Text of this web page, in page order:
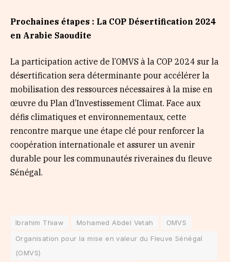
Prochaines étapes : La COP Désertification 2024
en Arabie Saoudite
La participation active de l’OMVS à la COP 2024 sur la
désertification sera déterminante pour accélérer la
mobilisation des ressources nécessaires à la mise en
œuvre du Plan d’Investissement Climat. Face aux
défis climatiques et environnementaux, cette
rencontre marque une étape clé pour renforcer la
coopération internationale et assurer un avenir
durable pour les communautés riveraines du fleuve
Sénégal.
Ibrahim Thiaw Mohamed Abdel Vetah
OMVS
Organisation pour la mise en valeur du Fleuve Sénégal
(OMVS)